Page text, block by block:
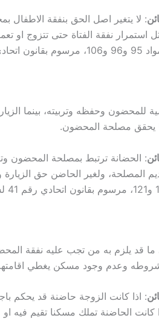
: لا يتغير اصل الحق بنفقة
استمرار نفقة الفتاة حتى تتزوج
2024)
للمحضون وحفظه وتربيته، بينما
يحقق مصلحة المحضون.
: الحضانة ترتبط بمصلحة المحضون
المصلحة، ولغير الحاضن حق
قد يلزم به من تجب عليه نفقة
شروطه وعدم وجود مسكن يغطي
: اذا كانت الزوجة حاضنة قد يحكم
كانت الحاضنة تملك مسكنا تقيم